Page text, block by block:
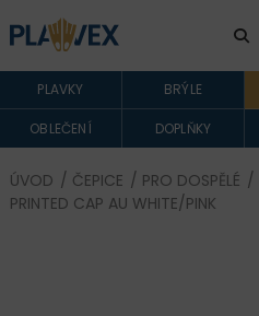
PLAVKY BRÝLE
OBLEČENÍ DOPLŇKY
ÚVOD / ČEPICE / PRO DOSPĚLÉ /
PRINTED CAP AU WHITE/PINK